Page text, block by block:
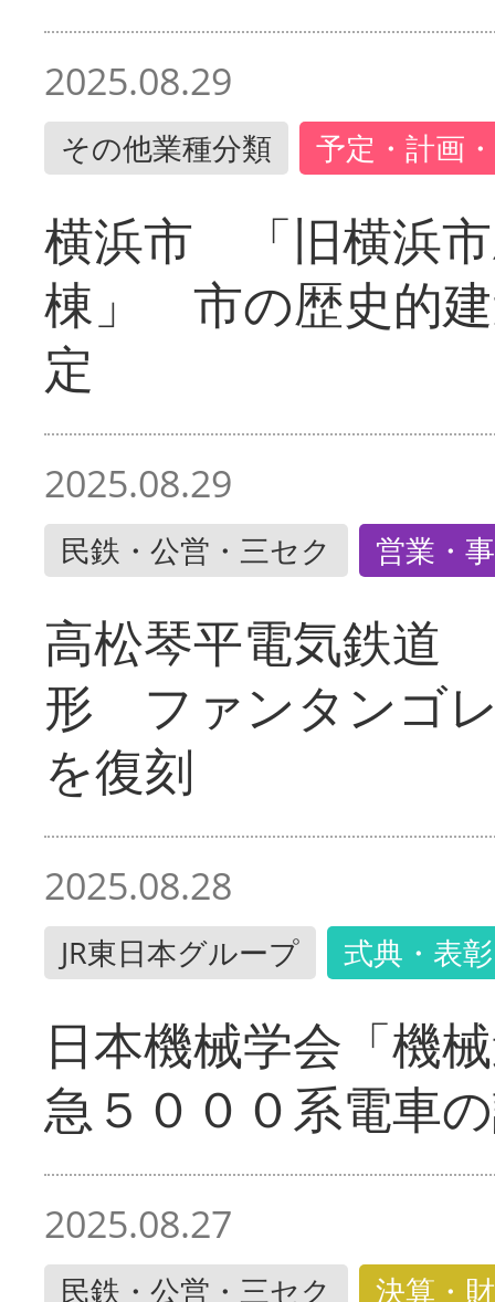
2025.08.29
その他業種分類 予定・計画
横浜市 「旧横浜
棟」 市の歴史的
定
2025.08.29
民鉄・公営・三セク 営業・
高松琴平電気鉄道
形 ファンタンゴ
を復刻
2025.08.28
JR東日本グループ 式典・表彰
日本機械学会「機
急５０００系電車
2025.08.27
民鉄・公営・三セク 決算・